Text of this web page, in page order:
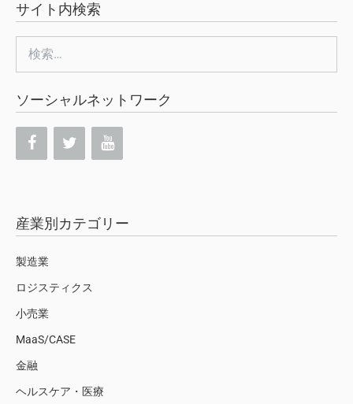
サイト内検索
索:
ソーシャルネットワーク
産業別カテゴリー
製造業
ロジスティクス
小売業
MaaS/CASE
金融
ヘルスケア・医療